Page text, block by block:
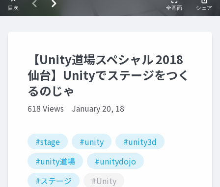
【Unity道場スペシャル 2018
仙台】Unityでステージをつく
るのじゃ
618 Views January 20, 18
#stage #unity
#unity3d
#unity道場
#unitydojo
#ステージ
#Unity